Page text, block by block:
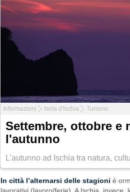
Informazioni Isola d'Ischia Turismo
Settembre, ottobre e
l'autunno
L'autunno ad Ischia tra natura,
In città l’alternarsi delle stagioni è